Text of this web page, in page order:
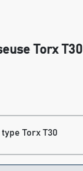
Torx T30
Torx T30